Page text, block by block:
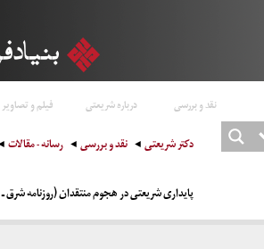
نقد و بررسی درباره شریعتی فیلم و تصاویر
دکتر شریعتی نقد و بررسی رسانه - مقالات
پایداری شریعتی در هجوم منتقدان (روزنامه شرق ـ ۳۰ بهمن ۱۴۰۰)